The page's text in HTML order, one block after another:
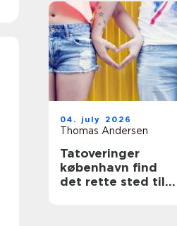
04. july 2026
Thomas Andersen
Tatoveringer
københavn find
det rette sted til